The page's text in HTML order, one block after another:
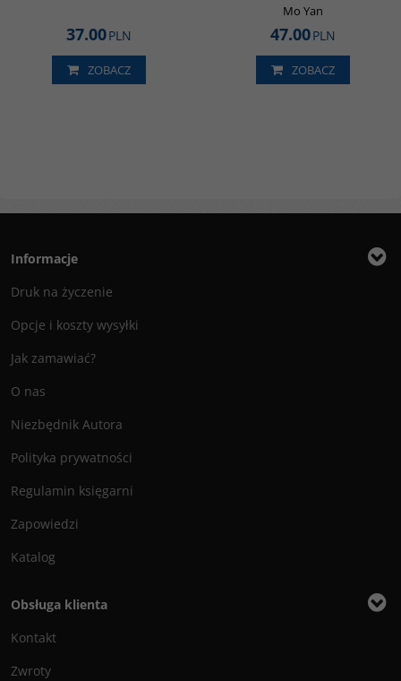
37.00PLN
ZOBACZ
Mo Yan
47.00PLN
ZOBACZ
Informacje
Druk na życzenie
Opcje i koszty wysyłki
Jak zamawiać?
O nas
Niezbędnik Autora
Polityka prywatności
Regulamin księgarni
Zapowiedzi
Katalog
Obsługa klienta
Kontakt
Zwroty